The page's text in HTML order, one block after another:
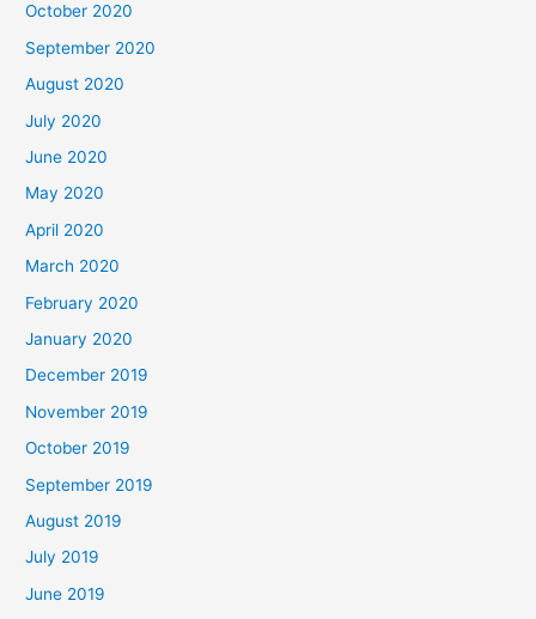
October 2020
September 2020
August 2020
July 2020
June 2020
May 2020
April 2020
March 2020
February 2020
January 2020
December 2019
November 2019
October 2019
September 2019
August 2019
July 2019
June 2019